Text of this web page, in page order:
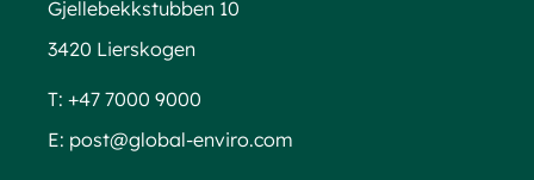
Gjellebekkstubben 10
3420 Lierskogen
T: +47 7000 9000
E: post@global-enviro.com